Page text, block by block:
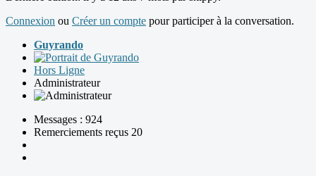
Connexion ou Créer un compte pour participer à la conversation.
Guyrando
Hors Ligne
Administrateur
Messages : 924
Remerciements reçus 20